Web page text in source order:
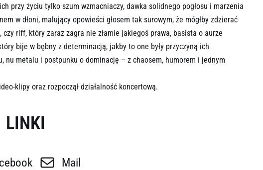
przy życiu tylko szum wzmacniaczy, dawka solidnego pogłosu i marzenia
w dłoni, malujący opowieści głosem tak surowym, że mógłby zdzierać
riff, który zaraz zagra nie złamie jakiegoś prawa, basista o aurze
bije w bębny z determinacją, jakby to one były przyczyną ich
nu metalu i postpunku o dominację – z chaosem, humorem i jednym
klipy oraz rozpoczął działalność koncertową.
LINKI
Mail